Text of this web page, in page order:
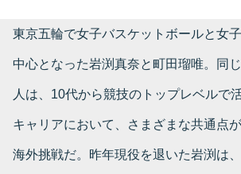
東京五輪で女子バスケットボールと女
中心となった岩渕真奈と町田瑠唯。同
人は、10代から競技のトップレベルで
キャリアにおいて、さまざまな共通点
海外挑戦だ。昨年現役を退いた岩渕は